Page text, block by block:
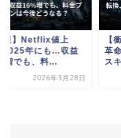
報】Netflix値上
2025年にも…収益
増でも、料...
2026年3月28日
【
革
ス